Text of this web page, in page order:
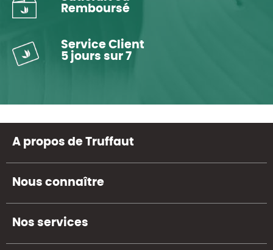
Remboursé
Service Client
5 jours sur 7
A propos de Truffaut
Nous connaître
Nos services